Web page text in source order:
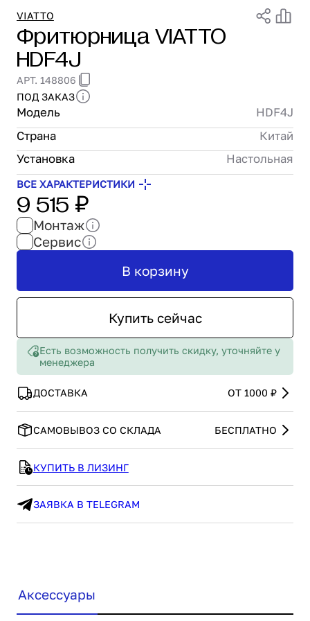
Проектирование
Сервис и монтаж
ПОКУПАТЕЛЯМ
Доставка и оплата
Гарантия и возврат
Лизинг
Акции
О нас
Бренды
Контакты
VIATTO
Фритюрница VIATTO
HDF4J
АРТ. 148806
ПОД ЗАКАЗ
Модель
HDF4J
Страна
Китай
Установка
Настольная
ВСЕ ХАРАКТЕРИСТИКИ
9 515 ₽
Монтаж
Сервис
Купить сейчас
В корзину
Есть возможность получить скидку, уточняйте у
менеджера
ДОСТАВКА ОТ 1000 ₽
САМОВЫВОЗ СО СКЛАДА БЕСПЛАТНО
КУПИТЬ В ЛИЗИНГ
ЗАЯВКА В TELEGRAM
Аксессуары